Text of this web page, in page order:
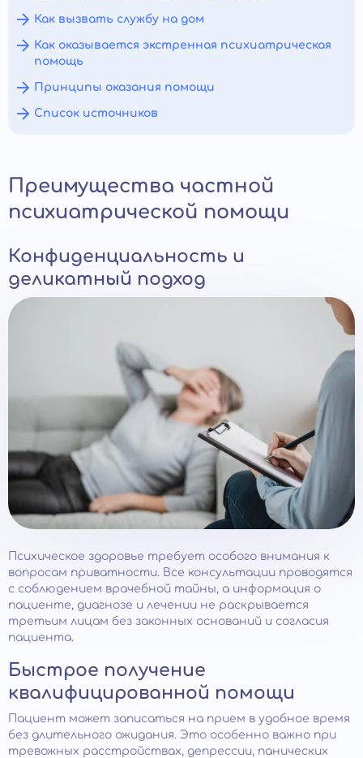
Как вызвать службу на дом
Как оказывается экстренная психиатрическая
помощь
Принципы оказания помощи
Список источников
Преимущества частной
психиатрической помощи
Конфиденциальность и
деликатный подход
Психическое здоровье требует особого внимания к
вопросам приватности. Все консультации проводятся
с соблюдением врачебной тайны, а информация о
пациенте, диагнозе и лечении не раскрывается
третьим лицам без законных оснований и согласия
пациента.
Быстрое получение
квалифицированной помощи
Пациент может записаться на прием в удобное время
без длительного ожидания. Это особенно важно при
тревожных расстройствах, депрессии, панических